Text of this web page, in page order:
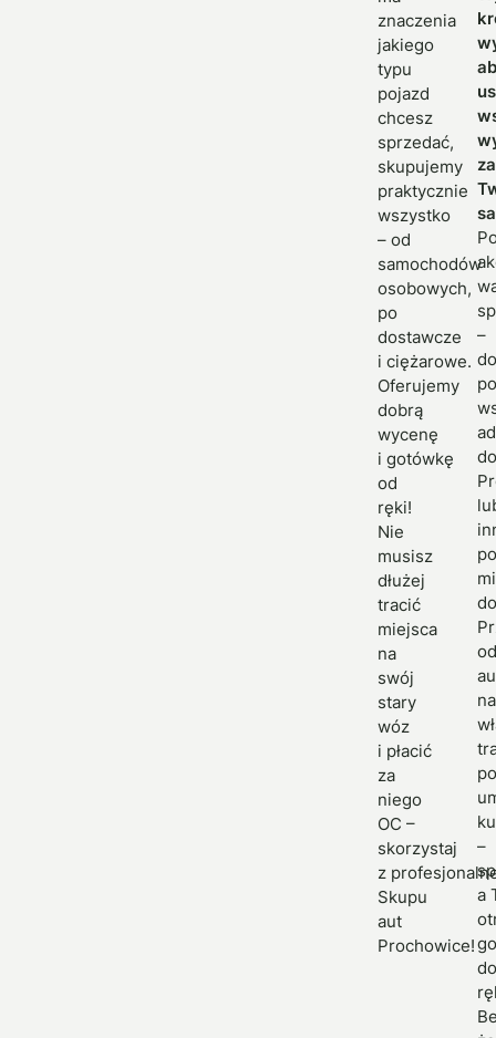
znaczenia
jakiego
typu
pojazd
chcesz
sprzedać,
skupujemy
praktycznie
wszystko
– od
samochodów
osobowych,
po
dostawcze
i ciężarowe.
Oferujemy
dobrą
wycenę
i gotówkę
od
ręki!
Nie
musisz
dłużej
tracić
miejsca
na
swój
stary
wóz
i płacić
za
niego
OC –
skorzystaj
z
Skupu
aut
Prochowice!
za
–
do
–
a
do